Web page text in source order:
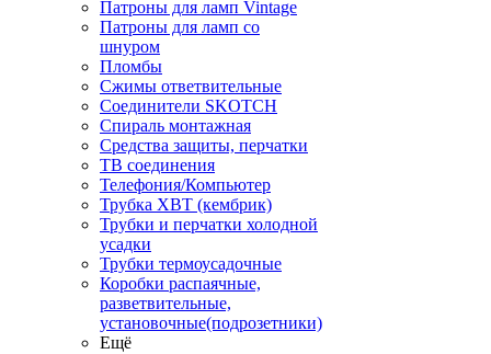
Патроны для ламп Vintage
Патроны для ламп со
шнуром
Пломбы
Сжимы ответвительные
Соединители SKOTCH
Спираль монтажная
Средства защиты, перчатки
ТВ соединения
Телефония/Компьютер
Трубка ХВТ (кембрик)
Трубки и перчатки холодной
усадки
Трубки термоусадочные
Коробки распаячные,
разветвительные,
установочные(подрозетники)
Ещё